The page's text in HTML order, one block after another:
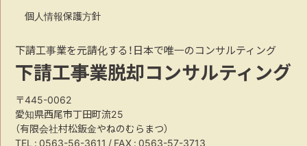
個人情報保護方針
下請工事業を元請化する！日本で唯一のコンサルティング
下請工事業脱却コンサルティング
〒445-0062
愛知県西尾市丁田町流25
（有限会社村松鈑金やねのむらまつ）
TEL :0563-56-3611 / FAX : 0563-57-3713